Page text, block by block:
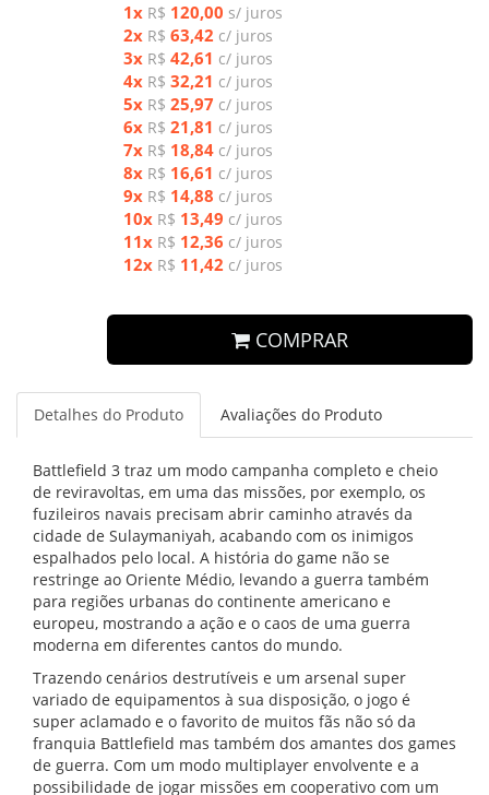
1x R$ 120,00 s/ juros
2x R$ 63,42 c/ juros
3x R$ 42,61 c/ juros
4x R$ 32,21 c/ juros
5x R$ 25,97 c/ juros
6x R$ 21,81 c/ juros
7x R$ 18,84 c/ juros
8x R$ 16,61 c/ juros
9x R$ 14,88 c/ juros
10x R$ 13,49 c/ juros
11x R$ 12,36 c/ juros
12x R$ 11,42 c/ juros
COMPRAR
Detalhes do Produto Avaliações do Produto
Battlefield 3 traz um modo campanha completo e cheio
de reviravoltas, em uma das missões, por exemplo, os
fuzileiros navais precisam abrir caminho através da
cidade de Sulaymaniyah, acabando com os inimigos
espalhados pelo local. A história do game não se
restringe ao Oriente Médio, levando a guerra também
para regiões urbanas do continente americano e
europeu, mostrando a ação e o caos de uma guerra
moderna em diferentes cantos do mundo.
Trazendo cenários destrutíveis e um arsenal super
variado de equipamentos à sua disposição, o jogo é
super aclamado e o favorito de muitos fãs não só da
franquia Battlefield mas também dos amantes dos games
de guerra. Com um modo multiplayer envolvente e a
possibilidade de jogar missões em cooperativo com um